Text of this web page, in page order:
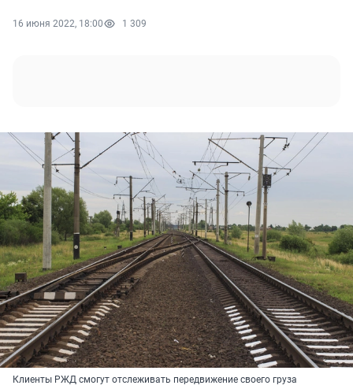
16 июня 2022, 18:00 1 309
Клиенты РЖД смогут отслеживать передвижение своего груза